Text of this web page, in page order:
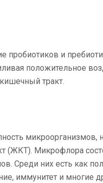
пробиотиков и
положительное
тракт.
(ЖКТ). Микрофлора
Среди них есть как
иммунитет и многие